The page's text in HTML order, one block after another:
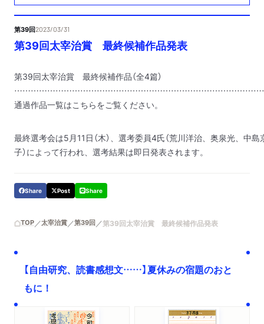
第39回2023/03/31
第39回太宰治賞 最終候補作品発表
第39回太宰治賞 最終候補作品（全4篇）
通過作品一覧はこちらをご覧ください。
最終選考会は5月11日（木）、選考委員4氏（荒川洋治、奥泉光、中
子）によって行われ、選考結果は即日発表されます。
Share Post Share
TOP 太宰治賞 第39回 第39回太宰治賞 最終候補作品発表
【自由研究、読書感想文……】夏休みの宿題のおと
もに！